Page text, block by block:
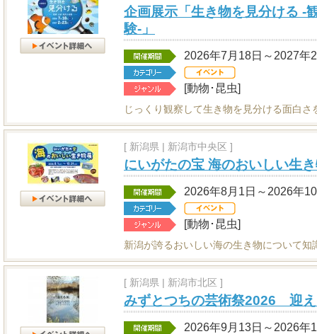
企画展示「生き物を見分ける -
験-」
2026年7月18日～2027年
[動物･昆虫]
じっくり観察して生き物を見分ける面白さ
[ 新潟県 | 新潟市中央区 ]
にいがたの宝 海のおいしい生
2026年8月1日～2026年
[動物･昆虫]
新潟が誇るおいしい海の生き物について知
[ 新潟県 | 新潟市北区 ]
みずとつちの芸術祭2026 迎
2026年9月13日～2026年